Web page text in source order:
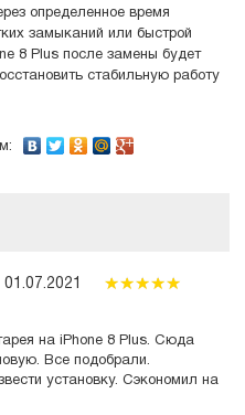
определенное время
замыканий или быстрой
8 Plus после замены будет
стабильную работу
01.07.2021
на iPhone 8 Plus. Сюда
Все подобрали.
установку. Сэкономил на